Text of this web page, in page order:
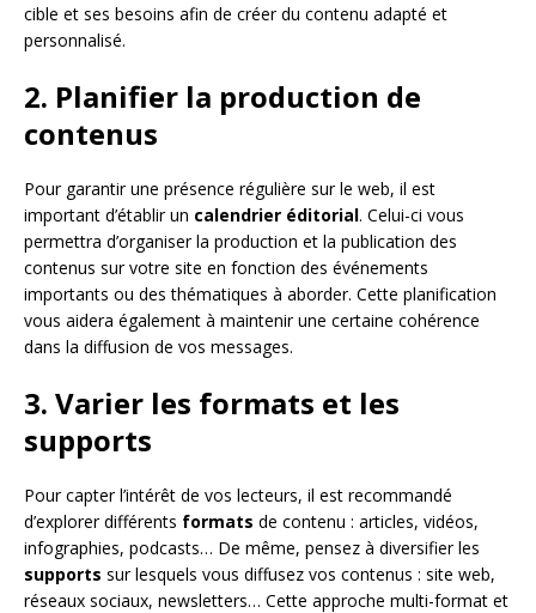
cible et ses besoins afin de créer du contenu adapté et
personnalisé.
2. Planifier la production de
contenus
Pour garantir une présence régulière sur le web, il est
important d’établir un calendrier éditorial. Celui-ci vous
permettra d’organiser la production et la publication des
contenus sur votre site en fonction des événements
importants ou des thématiques à aborder. Cette planification
vous aidera également à maintenir une certaine cohérence
dans la diffusion de vos messages.
3. Varier les formats et les
supports
Pour capter l’intérêt de vos lecteurs, il est recommandé
d’explorer différents formats de contenu : articles, vidéos,
infographies, podcasts… De même, pensez à diversifier les
supports sur lesquels vous diffusez vos contenus : site web,
réseaux sociaux, newsletters… Cette approche multi-format et